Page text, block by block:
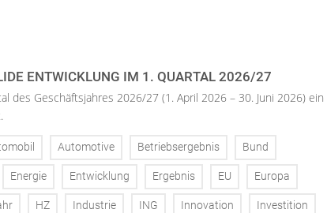
ENTWICKLUNG IM 1. QUARTAL 2026/27
des Geschäftsjahres 2026/27 (1. April 2026 – 30. Juni 2026) ein
Automotive Betriebsergebnis Bund
Energie Entwicklung Ergebnis EU Europa
HZ Industrie ING Innovation Investition